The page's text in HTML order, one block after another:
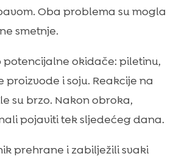
Oba problema su mogla
smetnje.
okidače: piletinu,
proizvode i soju. Reakcije na
su brzo. Nakon obroka,
pojaviti tek sljedećeg dana.
prehrane i zabilježili svaki